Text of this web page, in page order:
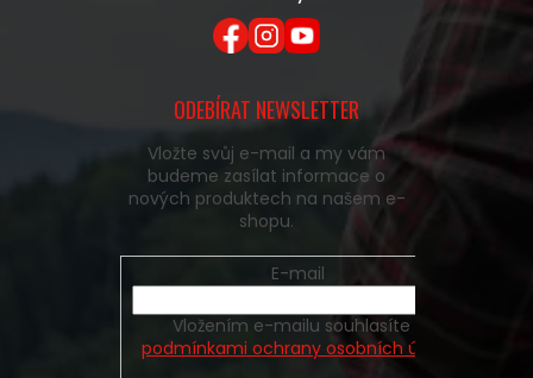
ODEBÍRAT NEWSLETTER
Vložte svůj e-mail a my vám
budeme zasílat informace o
nových produktech na našem e-
shopu.
E-mail
podmínkami ochrany osobních údajů